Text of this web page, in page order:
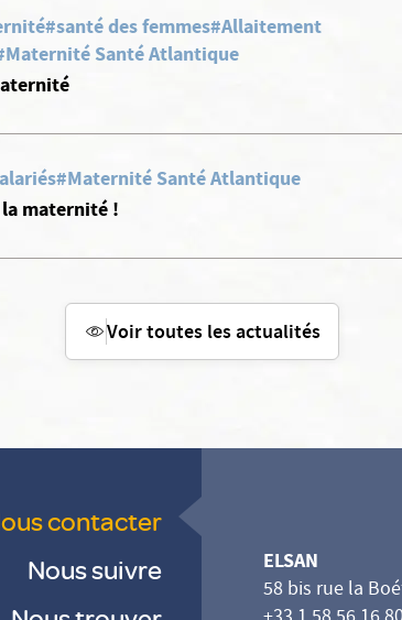
#santé des femmes#Allaitement
Santé Atlantique
#Maternité Santé Atlantique
maternité !
Voir toutes les actualités
contacter
Nous suivre
ELSAN
58 bis rue la